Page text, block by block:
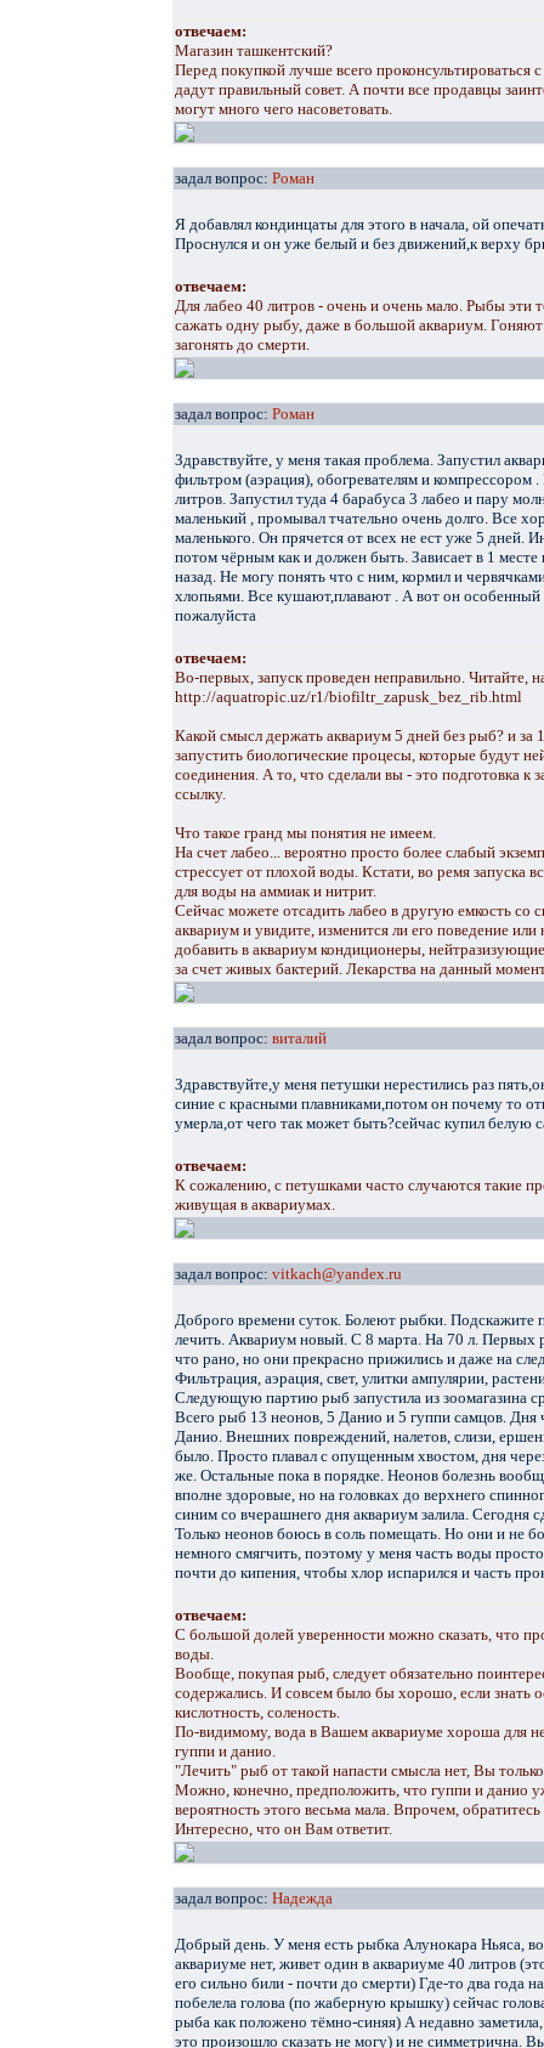
отвечаем:
Магазин ташкентский?
Перед покупкой лучше всего проконсультироваться
дадут правильный совет. А почти все продавцы
могут много чего насоветовать.
задал вопрос: Роман
Я добавлял кондинцаты для этого в начала, ой
Проснулся и он уже белый и без движений,к верху
отвечаем:
Для лабео 40 литров - очень и очень мало. Рыбы эти
сажать одну рыбу, даже в большой аквариум.
загонять до смерти.
задал вопрос: Роман
Здравствуйте, у меня такая проблема. Запустил
фильтром (аэрация), обогревателям и компрессором
литров. Запустил туда 4 барабуса 3 лабео и пару
маленький , промывал тчательно очень долго. Все
маленького. Он прячется от всех не ест уже 5 дней.
потом чёрным как и должен быть. Зависает в 1
назад. Не могу понять что с ним, кормил и
хлопьями. Все кушают,плавают . А вот он
пожалуйста
отвечаем:
Во-первых, запуск проведен неправильно. Читайте,
http://aquatropic.uz/r1/biofiltr_zapusk_bez_rib.html
Какой смысл держать аквариум 5 дней без рыб? и за
запустить биологические процесы, которые будут
соединения. А то, что сделали вы - это подготовка к
ссылку.
Что такое гранд мы понятия не имеем.
На счет лабео... вероятно просто более слабый
стрессует от плохой воды. Кстати, во ремя запуска
для воды на аммиак и нитрит.
Сейчас можете отсадить лабео в другую емкость
аквариум и увидите, изменится ли его поведение
добавить в аквариум кондиционеры,
за счет живых бактерий. Лекарства на данный
задал вопрос: виталий
Здравствуйте,у меня петушки нерестились раз
синие с красными плавниками,потом он почему то
умерла,от чего так может быть?сейчас купил белую
отвечаем:
К сожалению, с петушками часто случаются такие
живущая в аквариумах.
задал вопрос: vitkach@yandex.ru
Доброго времени суток. Болеют рыбки. Подскажите
лечить. Аквариум новый. С 8 марта. На 70 л. Первых
что рано, но они прекрасно прижились и даже на
Фильтрация, аэрация, свет, улитки ампулярии,
Следующую партию рыб запустила из зоомагазина
Всего рыб 13 неонов, 5 Данио и 5 гуппи самцов. Дня
Данио. Внешних повреждений, налетов, слизи,
было. Просто плавал с опущенным хвостом, дня
же. Остальные пока в порядке. Неонов болезнь
вполне здоровые, но на головках до верхнего
синим со вчерашнего дня аквариум залила. Сегодня
Только неонов боюсь в соль помещать. Но они и не
немного смягчить, поэтому у меня часть воды
почти до кипения, чтобы хлор испарился и часть
отвечаем:
С большой долей уверенности можно сказать, что
воды.
Вообще, покупая рыб, следует обязательно
содержались. И совсем было бы хорошо, если знать
кислотность, соленость.
По-видимому, вода в Вашем аквариуме хороша для
гуппи и данио.
"Лечить" рыб от такой напасти смысла нет, Вы
Можно, конечно, предположить, что гуппи и данио
вероятность этого весьма мала. Впрочем,
Интересно, что он Вам ответит.
задал вопрос: Надежда
Добрый день. У меня есть рыбка Алунокара Ньяса,
аквариуме нет, живет один в аквариуме 40 литров
его сильно били - почти до смерти) Где-то два года
побелела голова (по жаберную крышку) сейчас
рыба как положено тёмно-синяя) А недавно
это произошло сказать не могу) и не симметрична.